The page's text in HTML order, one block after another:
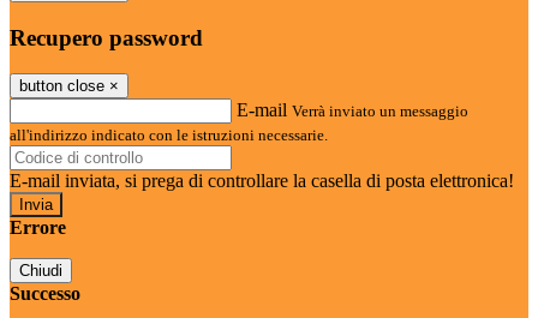
Recupero password
button close ×
E-mail Verrà inviato un messaggio
all'indirizzo indicato con le istruzioni necessarie.
E-mail inviata, si prega di controllare la casella di posta elettronica!
Errore
Chiudi
Successo